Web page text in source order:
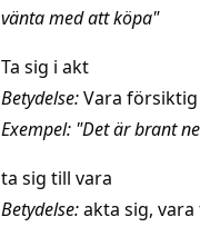
vänta med att köpa"
Ta sig i akt
Betydelse:Vara försiktig
Exempel: "Det är brant
ta sig till vara
Betydelse:akta sig,